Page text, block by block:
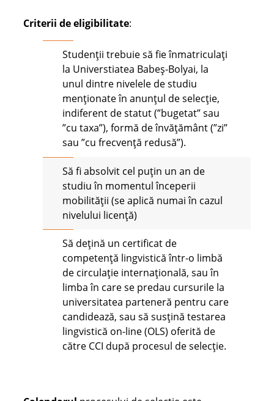
Criterii de eligibilitate:
Studenții trebuie să fie înmatriculați
la Universtiatea Babeș-Bolyai, la
unul dintre nivelele de studiu
menționate în anunțul de selecție,
indiferent de statut (”bugetat” sau
”cu taxa”), formă de învățământ (”zi”
sau ”cu frecvență redusă”).
Să fi absolvit cel puțin un an de
studiu în momentul începerii
mobilității (se aplică numai în cazul
nivelului licență)
Să dețină un certificat de
competență lingvistică într-o limbă
de circulație internațională, sau în
limba în care se predau cursurile la
universitatea parteneră pentru care
candidează, sau să susțină testarea
lingvistică on-line (OLS) oferită de
către CCI după procesul de selecție.